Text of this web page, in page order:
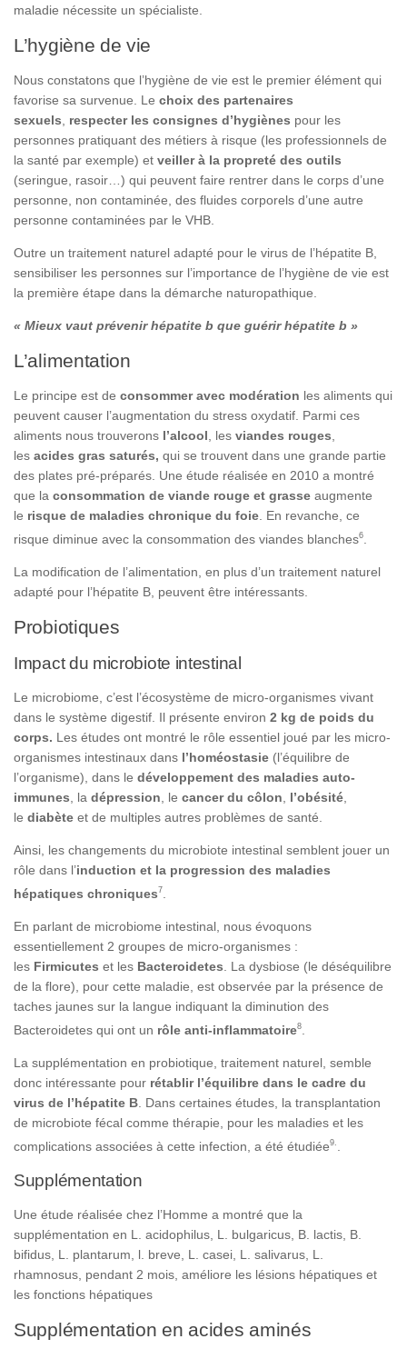
maladie nécessite un spécialiste.
L’hygiène de vie
Nous constatons que l’hygiène de vie est le premier élément qui
favorise sa survenue. Le choix des partenaires
sexuels
respecter les consignes d’hygiènes pour les
personnes pratiquant des métiers à risque (les professionnels de
la santé par exemple) et veiller à la propreté des outils
(seringue, rasoir…) qui peuvent faire rentrer dans le corps d’une
personne, non contaminée, des fluides corporels d’une autre
personne contaminées par le VHB.
Outre un traitement naturel adapté pour le virus de l’hépatite B,
sensibiliser les personnes sur l’importance de l’hygiène de vie est
la première étape dans la démarche naturopathique.
« Mieux vaut prévenir hépatite b que guérir hépatite b »
L’alimentation
Le principe est de consommer avec modération les aliments qui
peuvent causer l’augmentation du stress oxydatif. Parmi ces
aliments nous trouverons l’alcool, les viandes rouges,
les acides gras saturés, qui se trouvent dans une grande partie
des plates pré-préparés. Une étude réalisée en 2010 a montré
que la consommation de viande rouge et grasse augmente
le risque de maladies chronique du foie. En revanche, ce
risque diminue avec la consommation des viandes blanches6
La modification de l’alimentation, en plus d’un traitement naturel
adapté pour l’hépatite B, peuvent être intéressants.
Probiotiques
Impact du microbiote intestinal
Le microbiome, c’est l’écosystème de micro-organismes vivant
dans le système digestif. Il présente environ 2 kg de poids du
corps. Les études ont montré le rôle essentiel joué par les micro-
organismes intestinaux dans l’homéostasie (l’équilibre de
l’organisme), dans le développement des maladies auto-
immunes, la dépression, le cancer du côlon, l’obésité,
le diabète et de multiples autres problèmes de santé.
Ainsi, les changements du microbiote intestinal semblent jouer un
rôle dans l’induction et la progression des maladies
hépatiques chroniques7
En parlant de microbiome intestinal, nous évoquons
essentiellement 2 groupes de micro-organismes :
les Firmicutes et les Bacteroidetes . La dysbiose (le déséquilibre
de la flore), pour cette maladie, est observée par la présence de
taches jaunes sur la langue indiquant la diminution des
Bacteroidetes qui ont un rôle anti-inflammatoire8
La supplémentation en probiotique, traitement naturel, semble
donc intéressante pour rétablir l’équilibre dans le cadre du
virus de l’hépatite B . Dans certaines études, la transplantation
de microbiote fécal comme thérapie, pour les maladies et les
complications associées à cette infection, a été étudiée9
Supplémentation
Une étude réalisée chez l’Homme a montré que la
supplémentation en L. acidophilus, L. bulgaricus, B. lactis, B.
bifidus, L. plantarum, l. breve, L. casei, L. salivarus, L.
rhamnosus, pendant 2 mois, améliore les lésions hépatiques et
les fonctions hépatiques
Supplémentation en acides aminés